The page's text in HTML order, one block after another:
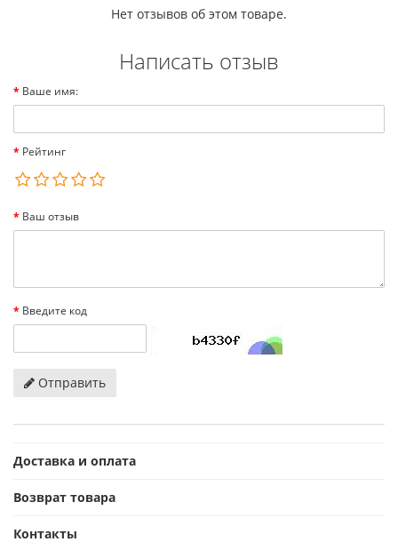
Нет отзывов об этом товаре.
Написать отзыв
Ваше имя:
Рейтинг
Ваш отзыв
Введите код
Отправить
Доставка и оплата
Возврат товара
Контакты